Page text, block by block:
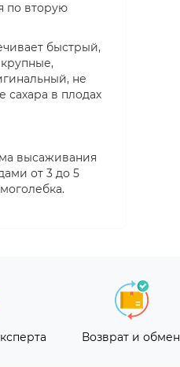
по вторую
быстрый,
не
в плодах
высаживания
от 3 до 5
Возврат и обмен